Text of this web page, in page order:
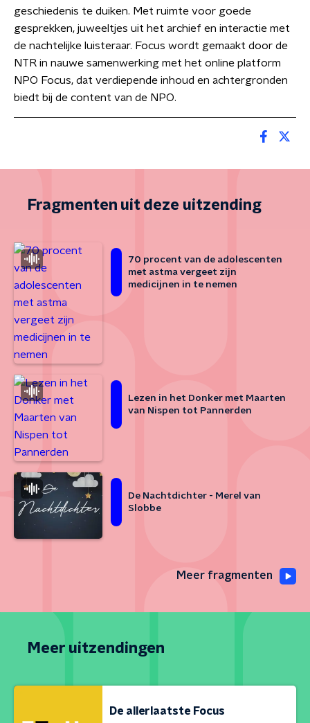
geschiedenis te duiken. Met ruimte voor goede
gesprekken, juweeltjes uit het archief en interactie met
de nachtelijke luisteraar. Focus wordt gemaakt door de
NTR in nauwe samenwerking met het online platform
NPO Focus, dat verdiepende inhoud en achtergronden
biedt bij de content van de NPO.
Fragmenten uit deze uitzending
70 procent van de adolescenten
met astma vergeet zijn
medicijnen in te nemen
Lezen in het Donker met Maarten
van Nispen tot Pannerden
De Nachtdichter - Merel van
Slobbe
Meer fragmenten
Meer uitzendingen
De allerlaatste Focus